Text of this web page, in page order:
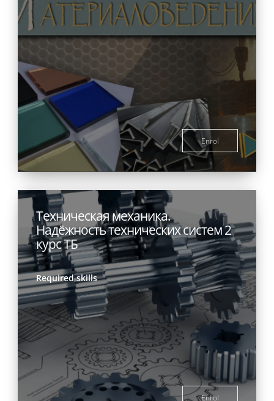
Enrol
Техническая механика.
Надёжность технических систем 2
курс ТБ
Required skills
Enrol